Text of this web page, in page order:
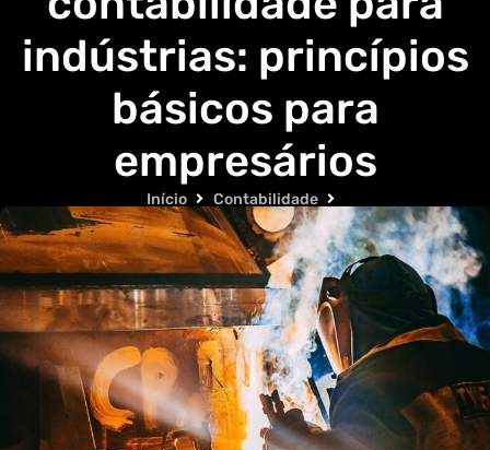
indústrias: princípios
básicos para
empresários
Início
Contabilidade
Desvendando a contabilidade para indústrias: princípios
básicos para empresários